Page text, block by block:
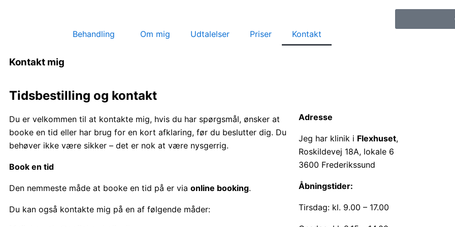
Behandling Om mig Udtalelser Priser Kontakt
Kontakt mig
Tidsbestilling og kontakt
Du er velkommen til at kontakte mig, hvis du har spørgsmål, ønsker at
booke en tid eller har brug for en kort afklaring, før du beslutter dig. Du
behøver ikke være sikker – det er nok at være nysgerrig.
Book en tid
Den nemmeste måde at booke en tid på er via online booking.
Du kan også kontakte mig på en af følgende måder:
Adresse
Jeg har klinik i Flexhuset,
Roskildevej 18A, lokale 6
3600 Frederikssund
Åbningstider:
Tirsdag: kl. 9.00 – 17.00